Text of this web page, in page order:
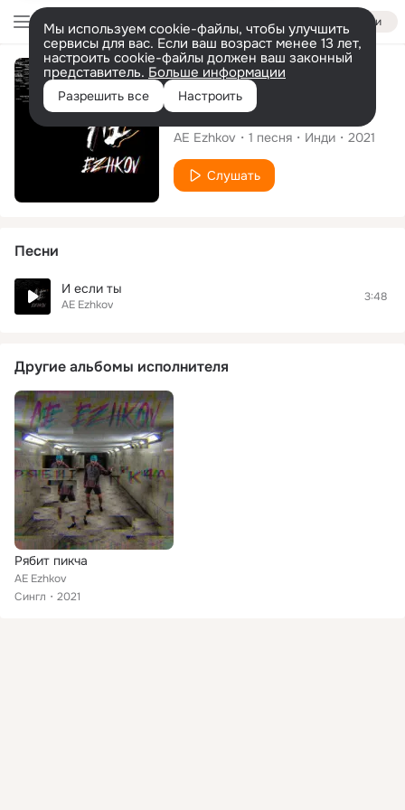
Войти
Мы используем cookie-файлы, чтобы улучшить
сервисы для вас. Если ваш возраст менее 13 лет,
настроить cookie-файлы должен ваш законный
представитель. Больше информации
Разрешить все Настроить
Сингл
И если ты
AE Ezhkov 1 песня Инди 2021
Слушать
Песни
И если ты
AE Ezhkov
3:48
Другие альбомы исполнителя
Рябит пикча
AE Ezhkov
Сингл
2021